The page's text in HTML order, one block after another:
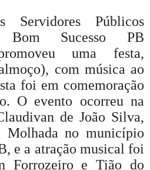
Servidores Públicos
Bom Sucesso PB
uma festa,
com música ao
foi em comemoração
O evento ocorreu na
de João Silva,
Molhada no município
e a atração musical foi
Forrozeiro e Tião do